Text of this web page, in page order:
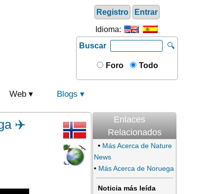
Registro Entrar
Idioma:
Buscar
🔍
Foro Todo
Web Blogs
✈️
Enlaces
Relacionados
• Más Acerca de Nature
News
• Más Acerca de Noruega
Noticia más leída